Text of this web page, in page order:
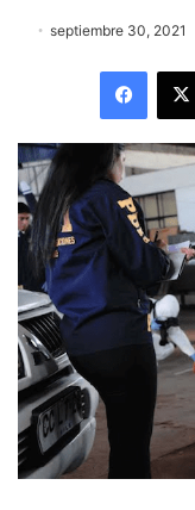
septiembre 30, 2021